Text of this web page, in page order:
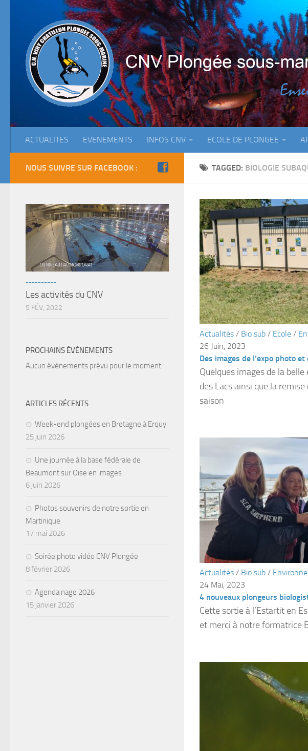
ACTUALITES EVENEMENTS INFOS CNV ECOLE DE PLONGEE
TAGGED: BIOLOGIE
Actualités / Bio sub / Ecole /
26 Juin, 2023
Des images de l’expo photo
Quelques images de la
des Lacs ainsi que la
saison
Actualités / Bio sub /
24 Mai, 2023
4 nouveaux plongeurs
Cette sortie à l’Estartit en
et merci à notre formatrice
NOUS SUIVRE SUR FACEBOOK :
----------
Les activités du CNV
5 FÉV, 2022
PROCHAINS ÉVÈNEMENTS
Aucun évènements prévu pour le moment.
ARTICLES RÉCENTS
Week-end plongées en Bretagne à Erquy
25 juin 2026
Une journée à la base fédérale de
Beaumont sur Oise en images
6 juin 2026
Photos souvenirs de notre sortie en
Martinique
17 mai 2026
Soirée photo vidéo CNV Plongée
8 février 2026
Agenda nage 2026
15 janvier 2026